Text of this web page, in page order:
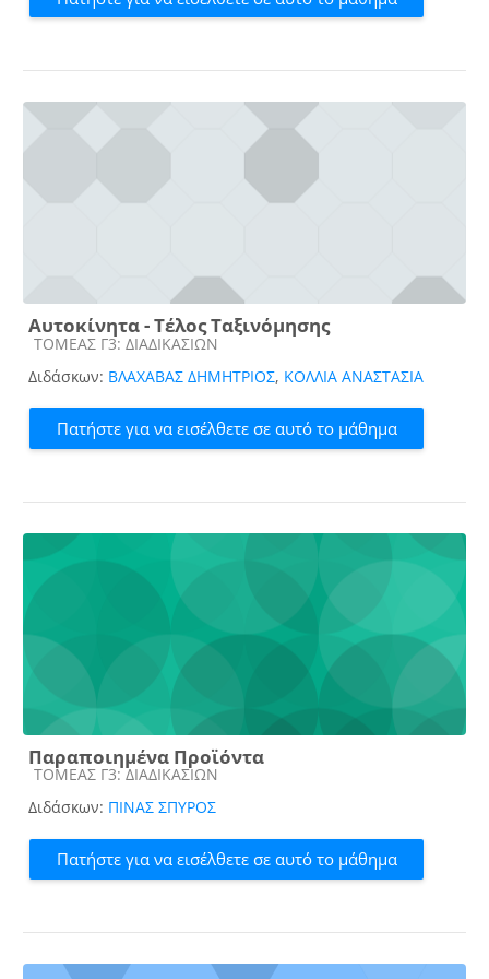
Αυτοκίνητα - Τέλος Ταξινόμησης
Κατηγορία μαθήματος
ΤΟΜΕΑΣ Γ3: ΔΙΑΔΙΚΑΣΙΩΝ
Διδάσκων: ΒΛΑΧΑΒΑΣ ΔΗΜΗΤΡΙΟΣ, ΚΟΛΛΙΑ ΑΝΑΣΤΑΣΙΑ
Πατήστε για να εισέλθετε σε αυτό το μάθημα
Παραποιημένα Προϊόντα
Κατηγορία μαθήματος
ΤΟΜΕΑΣ Γ3: ΔΙΑΔΙΚΑΣΙΩΝ
Διδάσκων: ΠΙΝΑΣ ΣΠΥΡΟΣ
Πατήστε για να εισέλθετε σε αυτό το μάθημα